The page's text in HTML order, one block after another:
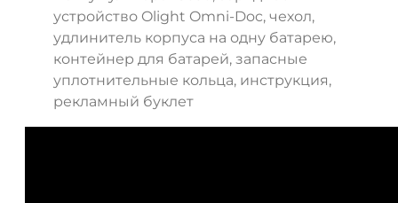
устройство Olight Omni-Doc, чехол,
удлинитель корпуса на одну батарею,
контейнер для батарей, запасные
уплотнительные кольца, инструкция,
рекламный буклет
ДА НЕТ